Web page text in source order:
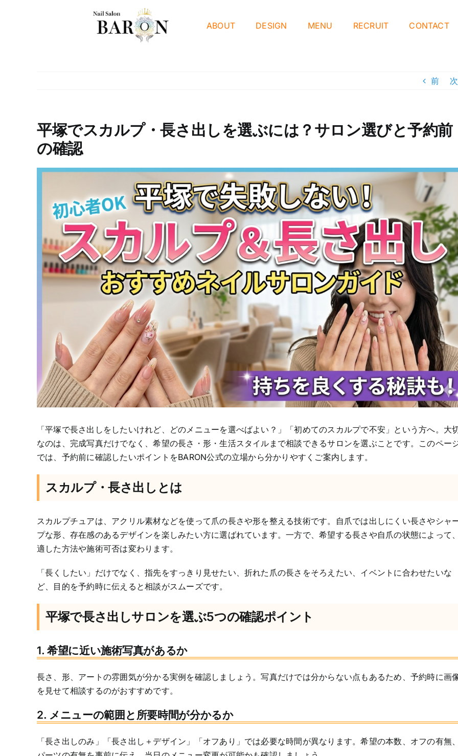
ABOUT DESIGN MENU RECRUIT CONTACT
前 次
平塚でスカルプ・長さ出しを選ぶには？サロン選びと予約前
の確認
View
Image
「平塚で長さ出しをしたいけれど、どのメニューを選べばよい？」「初めてのスカルプで不安」という方へ。大
なのは、完成写真だけでなく、希望の長さ・形・生活スタイルまで相談できるサロンを選ぶことです。このペー
では、予約前に確認したいポイントをBARON公式の立場から分かりやすくご案内します。
スカルプ・長さ出しとは
スカルプチュアは、アクリル素材などを使って爪の長さや形を整える技術です。自爪では出しにくい長さやシャ
プな形、存在感のあるデザインを楽しみたい方に選ばれています。一方で、希望する長さや自爪の状態によって
適した方法や施術可否は変わります。
「長くしたい」だけでなく、指先をすっきり見せたい、折れた爪の長さをそろえたい、イベントに合わせたいな
ど、目的を予約時に伝えると相談がスムーズです。
平塚で長さ出しサロンを選ぶ5つの確認ポイント
1. 希望に近い施術写真があるか
長さ、形、アートの雰囲気が分かる実例を確認しましょう。写真だけでは分からない点もあるため、予約時に画
を見せて相談するのがおすすめです。
2. メニューの範囲と所要時間が分かるか
「長さ出しのみ」「長さ出し＋デザイン」「オフあり」では必要な時間が異なります。希望の本数、オフの有無